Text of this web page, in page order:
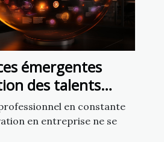
émergentes
des talents
l'innovation en
en constante
en entreprise ne se